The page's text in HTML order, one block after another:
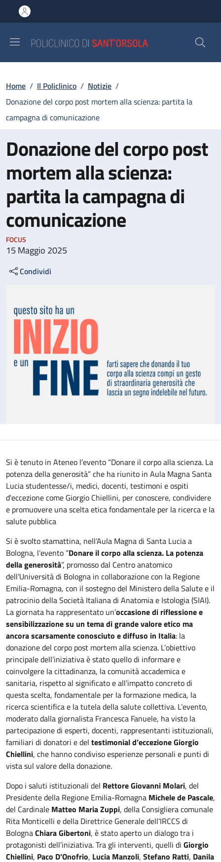
al contenuto principale
to footer content
Briciole di pane
Home / Il Policlinico / Notizie /
Donazione del corpo post mortem alla scienza: partita la
campagna di comunicazione
Donazione del corpo post
mortem alla scienza:
partita la campagna di
comunicazione
FOCUS
15 Maggio 2025
Condividi
Si è tenuto in Ateneo l’evento “Donare il corpo alla scienza. La
potenza della generosità” che ha riunito in Aula Magna Santa
Lucia studentesse/i, medici, docenti, testimoni e ospiti
d'eccezione come Giorgio Chiellini, per conoscere, condividere
e promuovere una scelta etica fondamentale per la ricerca e la
salute pubblica
Si è svolto stamattina, nell’Aula Magna di Santa Lucia a
Bologna, l’evento “Donare il corpo alla scienza. La potenza
della generosità”, promosso dal Centro anatomico
dell’Università di Bologna in collaborazione con la Regione
Emilia-Romagna, con il sostegno del Ministero della Salute e il
patrocinio della Società Italiana di Anatomia e Istologia (SIAI).
La giornata ha rappresentato un’occasione di riflessione e
sensibilizzazione su un tema di grande valore etico ma
ancora scarsamente conosciuto e diffuso in Italia: la
donazione del corpo post mortem alla scienza. L’obiettivo
principale dell’iniziativa è stato quello di informare e
coinvolgere la cittadinanza, la comunità accademica e
sanitaria, rispetto al significato e all’impatto concreto di
questa scelta, fondamentale per la formazione medica, la
ricerca scientifica e la tutela della salute collettiva. L’evento,
moderato dalla giornalista Francesca Fanuele, ha visto la
partecipazione di esperti, docenti, rappresentanti istituzionali,
familiari di donatori e del testimonial d’eccezione Giorgio
Chiellini, che hanno condiviso esperienze personali e punti di
vista sul valore della donazione.
Dopo i saluti istituzionali del Rettore Giovanni Molari, del
Presidente della Regione Emilia-Romagna Michele de Pascale,
del Cardinale Matteo Maria Zuppi, della Consigliera comunale
Rita Monticelli e della Direttrice Generale dell’IRCCS di
BolognaChiara Gibertoni, è stato aperto un dialogo tra i
protagonisti dell’iniziativa. Tra gli interventi, quelli di Giorgio
Chiellini, Paco D’Onofrio, Lucia Manzoli, Stefano Ratti, Danila